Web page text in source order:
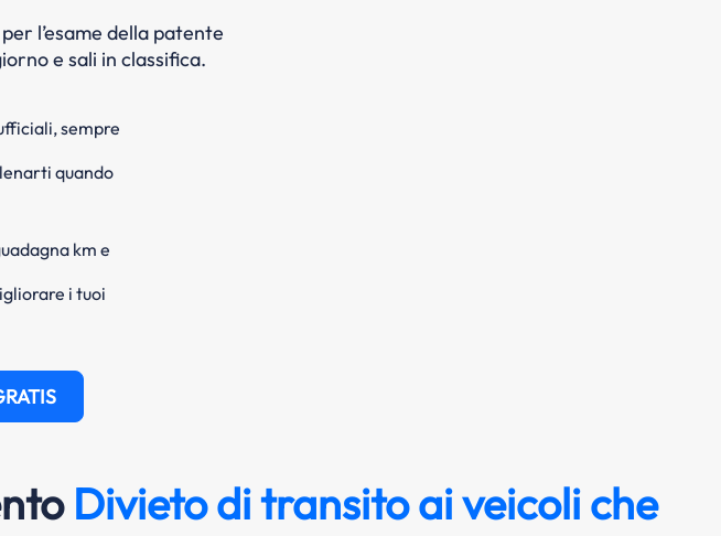
l’esame della patente
e sali in classifica.
sempre
quando
km e
i tuoi
Divieto di transito ai veicoli che